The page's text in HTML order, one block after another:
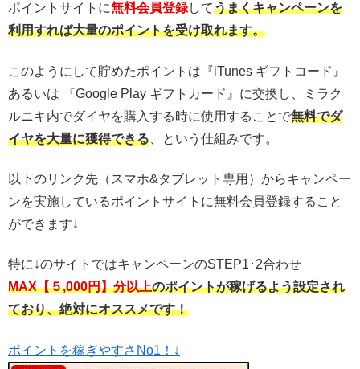
ポイントサイトに無料会員登録してうまくキャンペーンを
利用すれば大量のポイントを受け取れます。
このようにして貯めたポイントは『iTunes ギフトコード』
あるいは 『Google Play ギフトカード』に交換し、ミラク
ルニキ内でダイヤを購入する時に使用することで無料でダ
イヤを大量に獲得できる 、という仕組みです。
以下のリンク先（スマホ&タブレット専用）からキャンペー
ンを実施しているポイントサイトに無料会員登録すること
ができます↓
特に↓のサイトではキャンペーンのSTEP1･2合わせ
MAX【５,000円】分以上のポイントが稼げるよう設定され
ており、絶対にオススメです！
ポイントを稼ぎやすさNo1！↓